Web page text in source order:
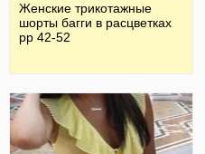
Женские трикотажные
шорты багги в расцветках
рр 42-52